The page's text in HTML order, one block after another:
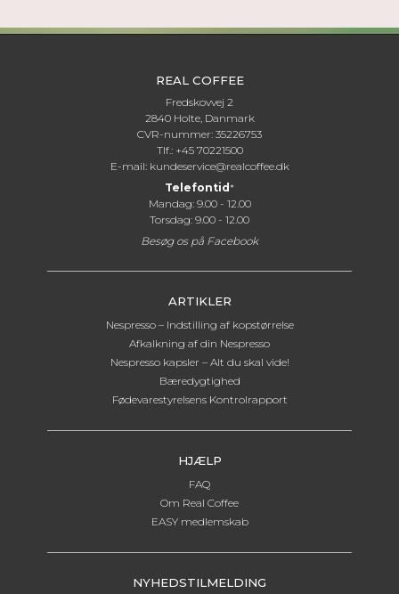
REAL COFFEE
Fredskovvej 2
2840 Holte, Danmark
CVR-nummer: 35226753
Tlf.: +45 70221500
E-mail: kundeservice@realcoffee.dk
Telefontid *
Mandag: 9.00 - 12.00
Torsdag: 9.00 - 12.00
Besøg os på Facebook
ARTIKLER
Nespresso – Indstilling af kopstørrelse
Afkalkning af din Nespresso
Nespresso kapsler – Alt du skal vide!
Bæredygtighed
Fødevarestyrelsens Kontrolrapport
HJÆLP
FAQ
Om Real Coffee
EASY medlemskab
NYHEDSTILMELDING